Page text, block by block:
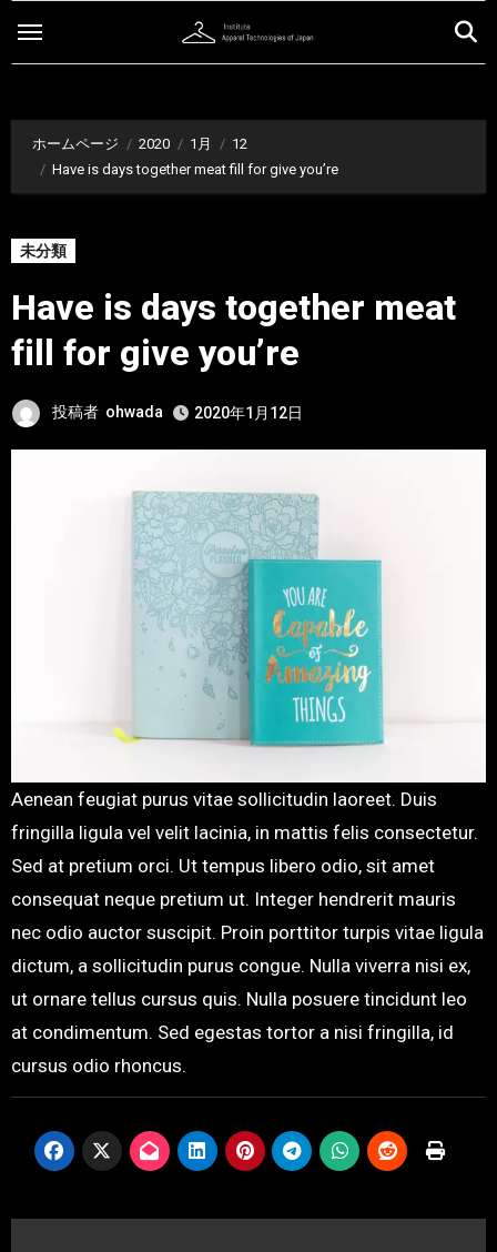
プ
ホームページ 2020 1月
12
Have is days together meat fill for give you’re
未分類
Have is days together meat
fill for give you’re
投稿者 ohwada 2020年1月12日
Aenean feugiat purus vitae sollicitudin laoreet. Duis
fringilla ligula vel velit lacinia, in mattis felis consectetur.
Sed at pretium orci. Ut tempus libero odio, sit amet
consequat neque pretium ut. Integer hendrerit mauris
nec odio auctor suscipit. Proin porttitor turpis vitae ligula
dictum, a sollicitudin purus congue. Nulla viverra nisi ex,
ut ornare tellus cursus quis. Nulla posuere tincidunt leo
at condimentum. Sed egestas tortor a nisi fringilla, id
cursus odio rhoncus.